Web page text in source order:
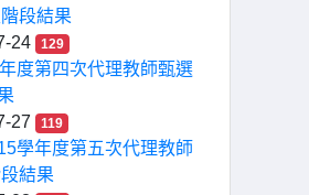
段結果
24
129
度第四次代理教師甄選
27
119
學年度第五次代理教師
結果